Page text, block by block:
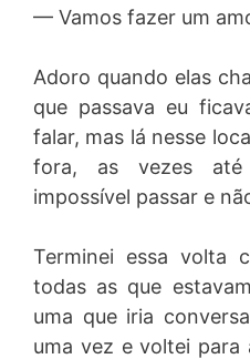
— Vamos fazer um
Adoro quando elas
que passava eu
falar, mas lá nesse
fora, as vezes até
impossível passar e
Terminei essa volta
todas as que
uma que iria
uma vez e voltei para